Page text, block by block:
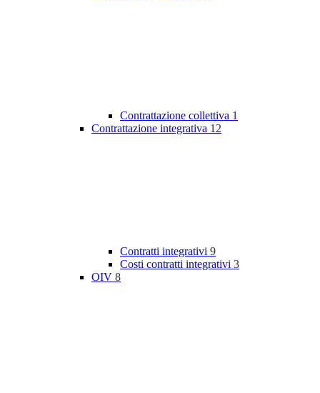
Contrattazione collettiva 1
Contrattazione integrativa 12
Contratti integrativi 9
Costi contratti integrativi 3
OIV 8